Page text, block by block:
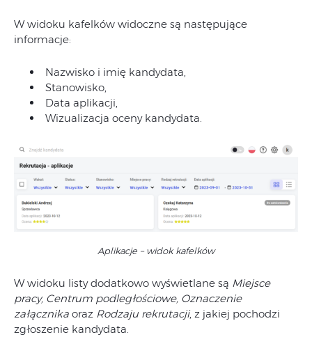
W widoku kafelków widoczne są następujące
informacje:
Nazwisko i imię kandydata,
Stanowisko,
Data aplikacji,
Wizualizacja oceny kandydata.
Aplikacje – widok kafelków
W widoku listy dodatkowo wyświetlane są Miejsce
pracy, Centrum podległościowe, Oznaczenie
załącznika oraz Rodzaju rekrutacji, z jakiej pochodzi
zgłoszenie kandydata.